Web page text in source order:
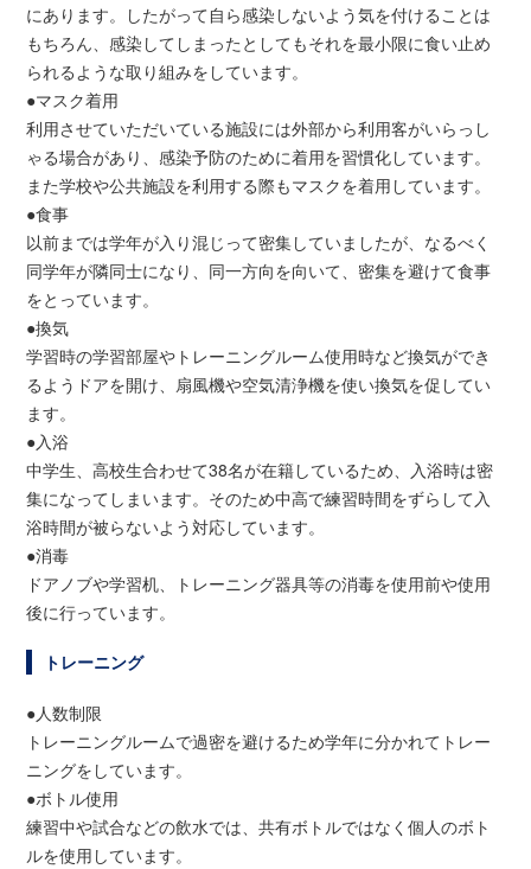
にあります。したがって自ら感染しないよう気を付けることは
もちろん、感染してしまったとしてもそれを最小限に食い止め
られるような取り組みをしています。
●マスク着用
利用させていただいている施設には外部から利用客がいらっし
ゃる場合があり、感染予防のために着用を習慣化しています。
また学校や公共施設を利用する際もマスクを着用しています。
●食事
以前までは学年が入り混じって密集していましたが、なるべく
同学年が隣同士になり、同一方向を向いて、密集を避けて食事
をとっています。
●換気
学習時の学習部屋やトレーニングルーム使用時など換気ができ
るようドアを開け、扇風機や空気清浄機を使い換気を促してい
ます。
●入浴
中学生、高校生合わせて38名が在籍しているため、入浴時は密
集になってしまいます。そのため中高で練習時間をずらして入
浴時間が被らないよう対応しています。
●消毒
ドアノブや学習机、トレーニング器具等の消毒を使用前や使用
後に行っています。
トレーニング
●人数制限
トレーニングルームで過密を避けるため学年に分かれてトレー
ニングをしています。
●ボトル使用
練習中や試合などの飲水では、共有ボトルではなく個人のボト
ルを使用しています。